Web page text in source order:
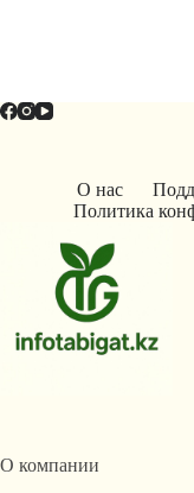
О нас
Политика
О компании